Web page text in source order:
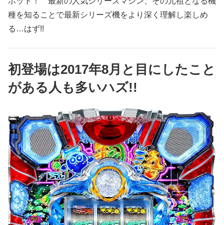
種を知ることで最新シリーズ機をより深く理解し楽しめ
る…はず!!
初登場は2017年8月と目にしたこと
がある人も多いハズ!!